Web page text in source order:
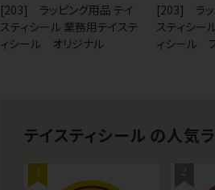
[203] ラッピング用品 テイ
スティシール 業務用テイステ
ィシール オリジナル
[203] ラッ
スティシー
ィシール
テイスティシール の人気
1